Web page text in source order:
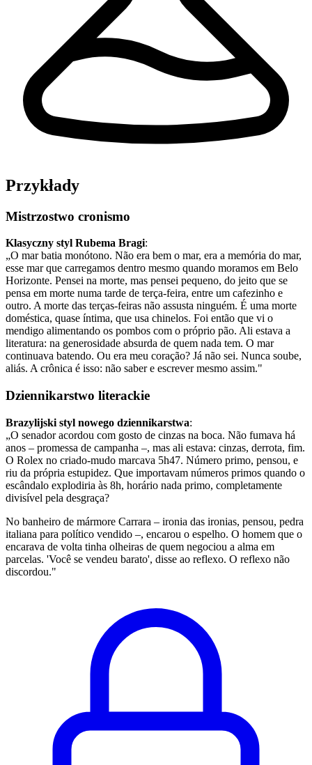
Przykłady
Mistrzostwo cronismo
Klasyczny styl Rubema Bragi:
„O mar batia monótono. Não era bem o mar, era a memória do mar,
esse mar que carregamos dentro mesmo quando moramos em Belo
Horizonte. Pensei na morte, mas pensei pequeno, do jeito que se
pensa em morte numa tarde de terça-feira, entre um cafezinho e
outro. A morte das terças-feiras não assusta ninguém. É uma morte
doméstica, quase íntima, que usa chinelos. Foi então que vi o
mendigo alimentando os pombos com o próprio pão. Ali estava a
literatura: na generosidade absurda de quem nada tem. O mar
continuava batendo. Ou era meu coração? Já não sei. Nunca soube,
aliás. A crônica é isso: não saber e escrever mesmo assim."
Dziennikarstwo literackie
Brazylijski styl nowego dziennikarstwa:
„O senador acordou com gosto de cinzas na boca. Não fumava há
anos – promessa de campanha –, mas ali estava: cinzas, derrota, fim.
O Rolex no criado-mudo marcava 5h47. Número primo, pensou, e
riu da própria estupidez. Que importavam números primos quando o
escândalo explodiria às 8h, horário nada primo, completamente
divisível pela desgraça?
No banheiro de mármore Carrara – ironia das ironias, pensou, pedra
italiana para político vendido –, encarou o espelho. O homem que o
encarava de volta tinha olheiras de quem negociou a alma em
parcelas. 'Você se vendeu barato', disse ao reflexo. O reflexo não
discordou."